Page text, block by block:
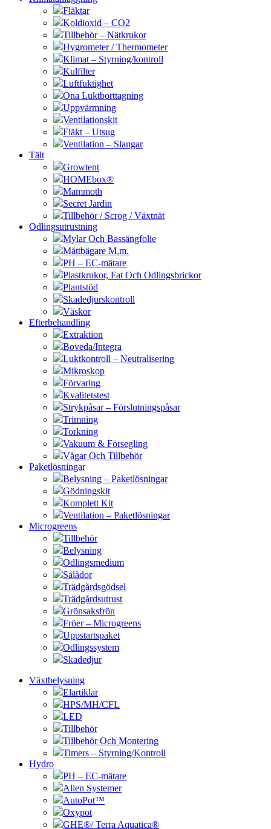
Fläktar
Koldioxid – CO2
Tillbehör – Nätkrukor
Hygrometer / Thermometer
Klimat – Styrning/kontroll
Kulfilter
Luftfuktighet
Ona Luktborttagning
Uppvärmning
Ventilationskit
Fläkt – Utsug
Ventilation – Slangar
Tält
Growtent
HOMEbox®
Mammoth
Secret Jardin
Tillbehör / Scrog / Växtnät
Odlingsutrustning
Mylar Och Bassängfolie
Måttbägare M.m.
PH – EC-mätare
Plastkrukor, Fat Och Odlingsbrickor
Plantstöd
Skadedjurskontroll
Väskor
Efterbehandling
Extraktion
Boveda/Integra
Luktkontroll – Neutralisering
Mikroskop
Förvaring
Kvalitetstest
Strykpåsar – Förslutningspåsar
Trimning
Torkning
Vakuum & Försegling
Vågar Och Tillbehör
Paketlösningar
Belysning – Paketlösningar
Gödningskit
Komplett Kit
Ventilation – Paketlösningar
Microgreens
Tillbehör
Belysning
Odlingsmedium
Sålådor
Trädgårdsgödsel
Trädgårdsutrust
Grönsaksfrön
Fröer – Microgreens
Uppstartspaket
Odlingssystem
Skadedjur
Växtbelysning
Elartiklar
HPS/MH/CFL
LED
Tillbehör
Tillbehör Och Montering
Timers – Styrning/Kontroll
Hydro
PH – EC-mätare
Alien Systemer
AutoPot™
Oxypot
GHE®/ Terra Aquatica®